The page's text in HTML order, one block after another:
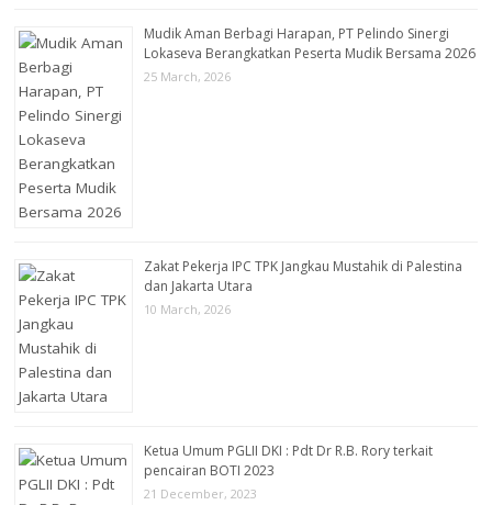
Mudik Aman Berbagi Harapan, PT Pelindo Sinergi
Lokaseva Berangkatkan Peserta Mudik Bersama 2026
25 March, 2026
Zakat Pekerja IPC TPK Jangkau Mustahik di Palestina
dan Jakarta Utara
10 March, 2026
Ketua Umum PGLII DKI : Pdt Dr R.B. Rory terkait
pencairan BOTI 2023
21 December, 2023